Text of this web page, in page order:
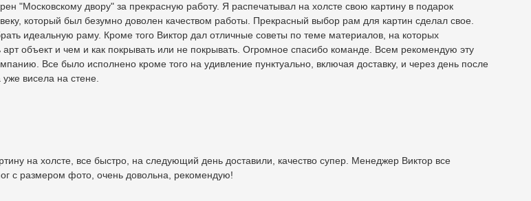
"Московскому двору" за прекрасную работу. Я распечатывал на холсте свою картину в подарок
который был безумно доволен качеством работы. Прекрасный выбор рам для картин сделал свое.
идеальную раму. Кроме того Виктор дал отличные советы по теме материалов, на которых
арт объект и чем и как покрывать или не покрывать. Огромное спасибо команде. Всем рекомендую эту
Все было исполнено кроме того на удивление пунктуально, включая доставку, и через день после
уже висела на стене.
на холсте, все быстро, на следующий день доставили, качество супер. Менеджер Виктор все
с размером фото, очень довольна, рекомендую!